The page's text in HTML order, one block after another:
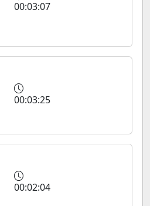
00:03:07
00:03:25
00:02:04